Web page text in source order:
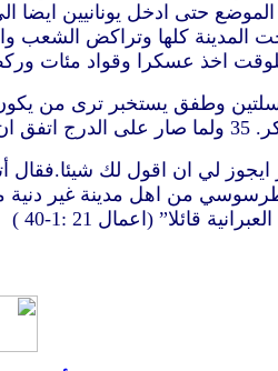
خذه
قائلا” (اعمال 21
:1-40 )